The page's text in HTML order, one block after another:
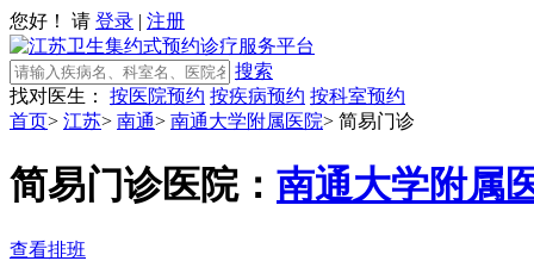
您好！ 请 登录 | 注册
搜索
找对医生：
按医院预约 按疾病预约 按科室预约
首页> 江苏> 南通> 南通大学附属医院> 简易门诊
简易门诊医院： 南通大学附属
查看排班